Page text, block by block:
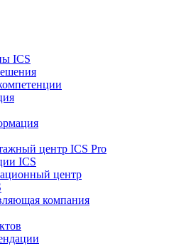
ICS
центр ICS Pro
ICS
центр
компания